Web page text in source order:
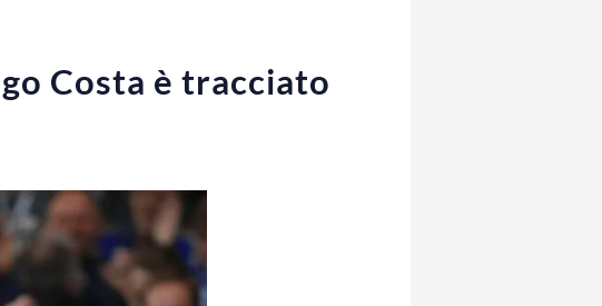
Costa è tracciato